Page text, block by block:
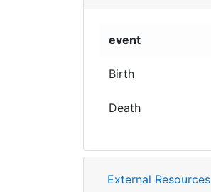
event
Birth
Death
External Resources